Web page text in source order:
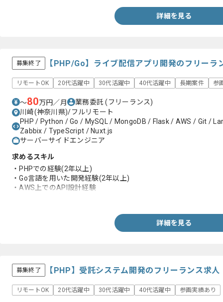
詳細を見る
募集終了 【PHP/Go】ライブ配信アプリ開発のフリーラ
リモートOK 20代活躍中 30代活躍中 40代活躍中 長期案件 参
〜80万円／月 業務委託(フリーランス)
川崎(神奈川県)/フルリモート
PHP / Python / Go / MySQL / MongoDB / Flask / AWS / Git /
Zabbix / TypeScript / Nuxt.js
サーバーサイドエンジニア
求めるスキル
・PHPでの経験(2年以上)
・Go言語を用いた開発経験(2年以上)
・AWS上でのAPI設計経験
詳細を見る
募集終了 【PHP】受託システム開発のフリーランス求人
リモートOK 20代活躍中 30代活躍中 40代活躍中 参画実績あり